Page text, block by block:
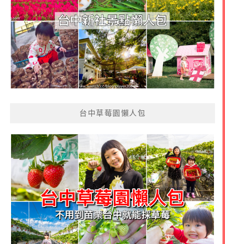
台中草莓園懶人包